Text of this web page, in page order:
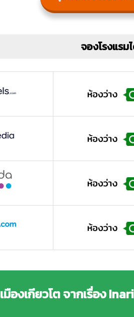
จองโรงแรม
เมืองเกียวโต จากเรื่อง